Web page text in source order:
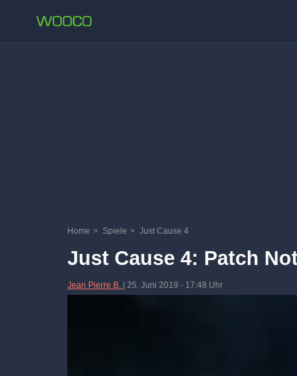
Home > Spiele > Just Cause 4
Just Cause 4: Patch
Jean Pierre B. 25. Juni 2019 - 17:48 Uhr